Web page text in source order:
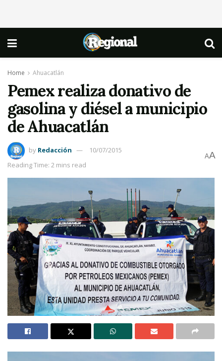
Home Ahuacatlán
Pemex realiza donativo de
gasolina y diésel a municipio
de Ahuacatlán
by Redacción
10/07/2015
Reading Time: 2 mins read
AA